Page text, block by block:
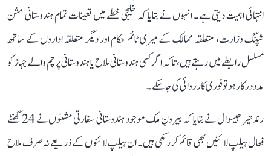
انتہائی اہمیت دیتی ہے۔ انہوں نے بتایا کہ خلیجی خطے میں تعینات تمام ہندوستانی مشن
شپنگ وزارت، متعلقہ ممالک کے میری ٹائم حکام اور دیگر متعلقہ اداروں کے ساتھ
مسلسل رابطے میں رہتے ہیں، تاکہ اگر کسی ہندوستانی ملاح یا ہندوستانی پرچم والے جہاز کو
مدد درکار ہو تو فوری کارروائی کی جا سکے۔
رندھیر جیسوال نے بتایا کہ بیرونِ ملک موجود ہندوستانی سفارتی مشنوں نے 24 گھنٹے
فعال ہیلپ لائنیں بھی قائم کر رکھی ہیں۔ ان ہیلپ لائنوں کے ذریعے نہ صرف ملاح